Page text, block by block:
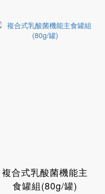
複合式乳酸菌機能主
食罐組(80g/罐)